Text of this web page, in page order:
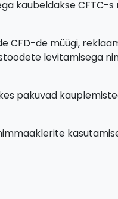
kaubeldakse CFTC-
CFD-de müügi,
levitamisega
pakuvad